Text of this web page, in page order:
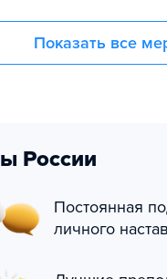
Показать все
России
Постоянная
личного